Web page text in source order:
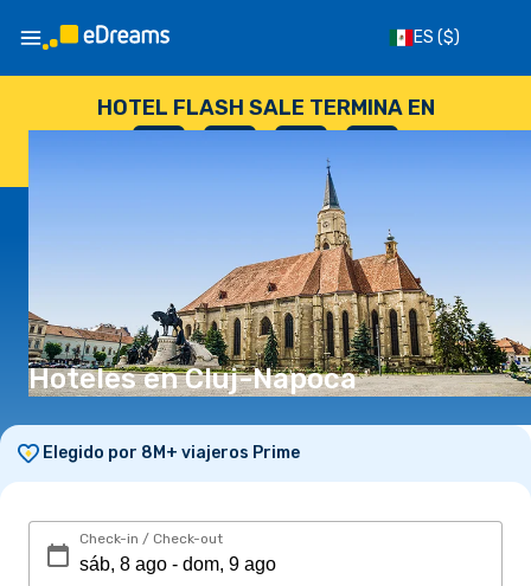
ES ($)
HOTEL FLASH SALE TERMINA EN
MINUTOS
Hoteles en Cluj-Napoca
Elegido por 8M+ viajeros Prime
Check-in / Check-out